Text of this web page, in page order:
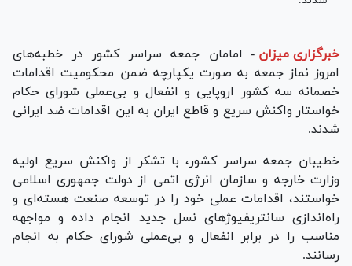
خبرگزاری میزان - امامان جمعه سراسر کشور در خطبه‌های
امروز نماز جمعه به صورت یکپارچه ضمن محکومیت اقدامات
خصمانه سه کشور اروپایی و انفعال و بی‌عملی شورای حکام
خواستار واکنش سریع و قاطع ایران به این اقدامات ضد ایرانی
شدند.
خطیبان جمعه سراسر کشور، با تشکر از واکنش سریع اولیه
وزارت خارجه و سازمان انرژی اتمی از دولت جمهوری اسلامی
خواستند، اقدامات عملی خود را در توسعه صنعت هسته‌ای و
راه‌اندازی سانتریفیوژ‌های نسل جدید انجام داده و مواجهه
مناسب را در برابر انفعال و بی‌عملی شورای حکام به انجام
رسانند.